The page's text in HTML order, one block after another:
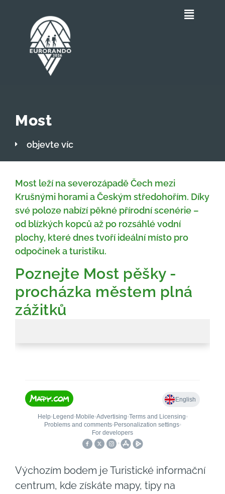
Most
objevte víc
Most leží na severozápadě Čech mezi
Krušnými horami a Českým středohořím. Díky
své poloze nabízí pěkné přírodní scenérie –
od blízkých kopců až po rozsáhlé vodní
plochy, které dnes tvoří ideální místo pro
odpočinek a turistiku.
Poznejte Most pěšky -
procházka městem plná
zážitků
Výchozím bodem je Turistické informační
centrum, kde získáte mapy, tipy na